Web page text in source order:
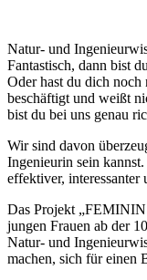
Natur- und
Fantastisch, dann bist
Oder hast du dich
beschäftigt und weißt
bist du bei uns genau
Wir sind davon
Ingenieurin sein
effektiver, interessanter
Das Projekt „FEMININ
jungen Frauen ab der
Natur- und
machen, sich für einen